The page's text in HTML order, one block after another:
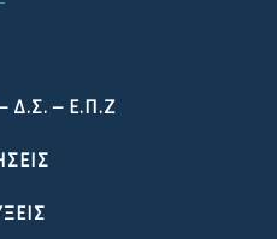
Δ.Σ. – Ε.Π.Ζ